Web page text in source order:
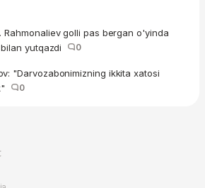
Rahmonaliev golli pas bergan o'yinda
yutqazdi
0
"Darvozabonimizning ikkita xatosi
0